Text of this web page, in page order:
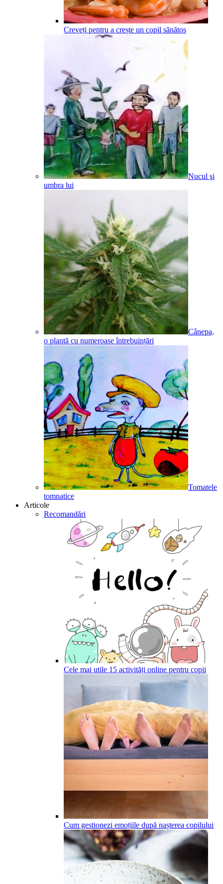
Creveți pentru a crește un copil sănătos
Nucul şi
umbra lui
Cânepa,
o plantă cu numeroase întrebuințări
Tomatele
tomnatice
Articole
Recomandări
Cele mai utile 15 activități online pentru copii
Cum gestionezi emoțiile după nașterea copilului